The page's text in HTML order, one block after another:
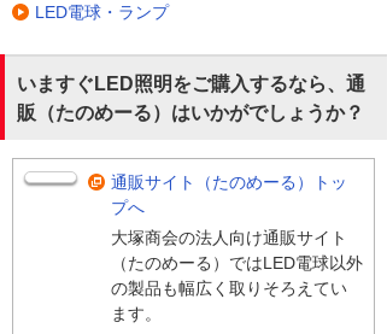
LED電球・ランプ
いますぐLED照明をご購入するなら、通
販（たのめーる）はいかがでしょうか？
通販サイト（たのめーる）トッ
プへ
大塚商会の法人向け通販サイト
（たのめーる）ではLED電球以外
の製品も幅広く取りそろえてい
ます。